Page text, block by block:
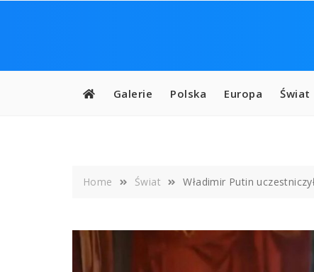
Galerie Polska Europa Świat
Home Świat Władimir Putin